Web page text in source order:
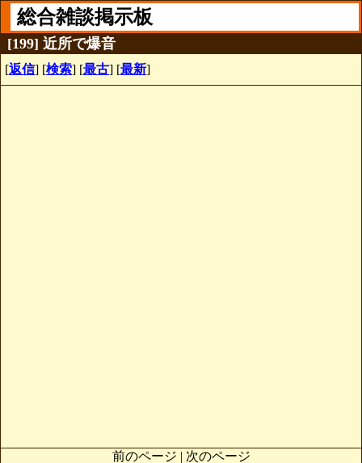
総合雑談掲示板
[199] 近所で爆音
[返信] [検索] [最古] [最新]
前のページ | 次のページ